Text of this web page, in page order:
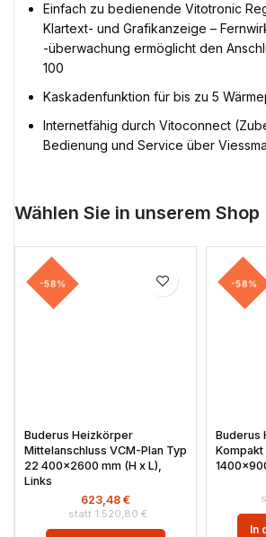
Einfach zu bedienende Vitotronic
Klartext- und Grafikanzeige –
-überwachung ermöglicht den
100
Kaskadenfunktion für bis zu 5
Internetfähig durch Vitoconnect
Bedienung und Service über
Wählen Sie in unserem Shop
-58%
Buderus Heizkörper
Mittelanschluss VCM-Plan Typ
22 400×2600 mm (H x L),
Links
1.520,80 €
623,48 €
-58%
Buderus
Kompakt
In